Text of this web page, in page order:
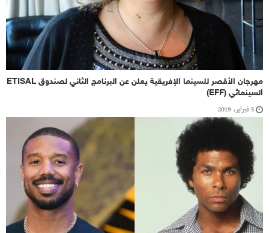
مهرجان الأقصر للسينما الإفريقية يعلن عن البرنامج الثاني لصندوق ETISAL
السينمائي (EFF)
5 فبراير، 2019